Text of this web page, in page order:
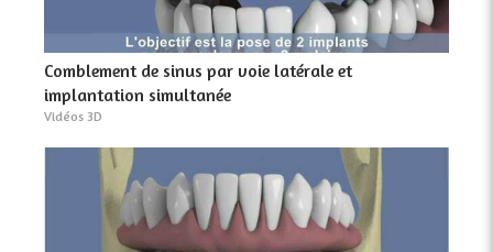
Comblement de sinus par voie latérale et
implantation simultanée
Vidéos 3D